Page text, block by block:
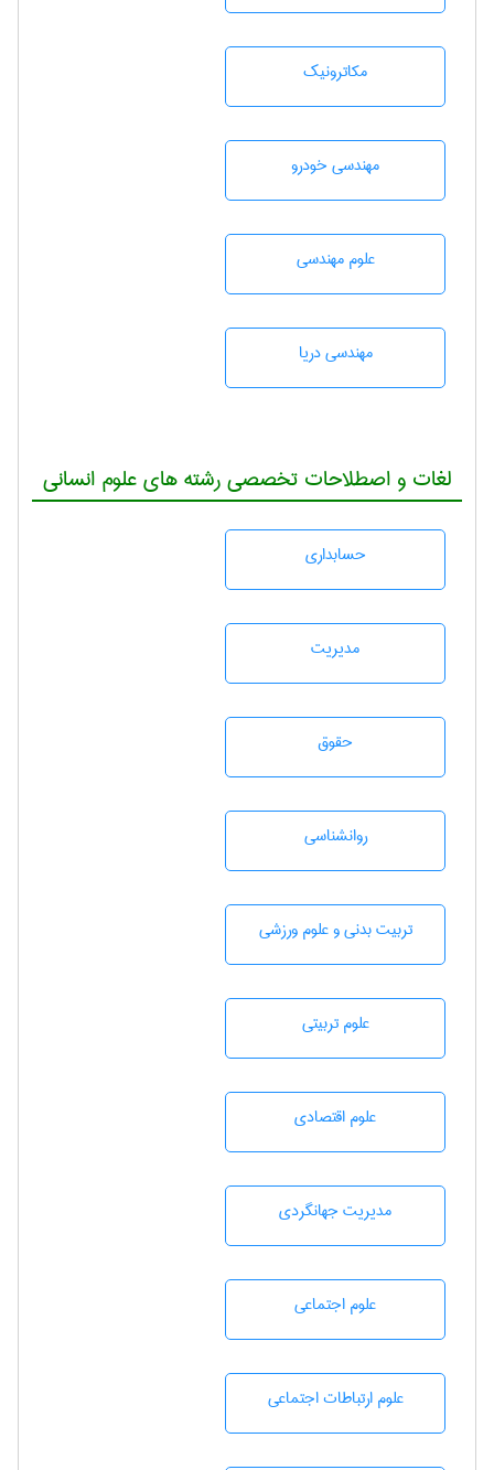
مکاترونیک
مهندسی خودرو
علوم مهندسی
مهندسی دریا
لغات و اصطلاحات تخصصی رشته های علوم انسانی
حسابداری
مديريت
حقوق
روانشناسی
تربيت بدنی و علوم ورزشی
علوم تربيتی
علوم اقتصادی
مديريت جهانگردی
علوم اجتماعی
علوم ارتباطات اجتماعی